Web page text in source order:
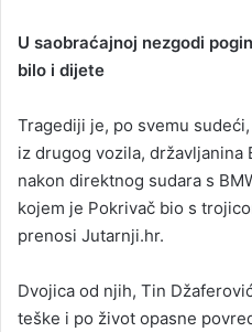
U saobraćajnoj nezgodi
bilo i dijete
Tragediji je, po svemu
iz drugog vozila, državljanina
nakon direktnog sudara s
kojem je Pokrivač bio s
prenosi Jutarnji.hr.
Dvojica od njih, Tin
teške i po život opasne